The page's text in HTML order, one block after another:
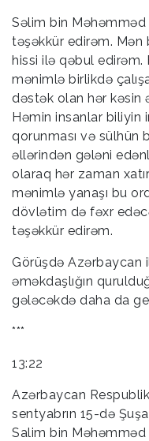
Səlim bin
təşəkkür edirəm. Mən
hissi ilə qəbul edirəm.
mənimlə birlikdə
dəstək olan hər kəsin
Həmin insanlar biliyin
qorunması və sülhün
əllərindən gələni
olaraq hər zaman
mənimlə yanaşı bu
dövlətim də fəxr
təşəkkür edirəm.
Görüşdə Azərbaycan
əməkdaşlığın
gələcəkdə daha da
***
13:22
Azərbaycan
sentyabrın 15-də
Salim bin